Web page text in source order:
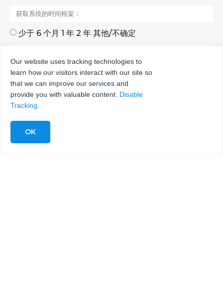
少于 6 个月 1 年 2 年 其他/不确定
发送
Our website uses tracking technologies to
learn how our visitors interact with our site so
that we can improve our services and
provide you with valuable content. Disable
Tracking